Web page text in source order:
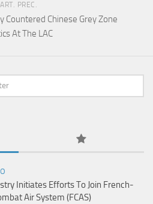
ART. PREC.
Countered Chinese Grey Zone
At The LAC
Initiates Efforts To Join French-
Air System (FCAS)